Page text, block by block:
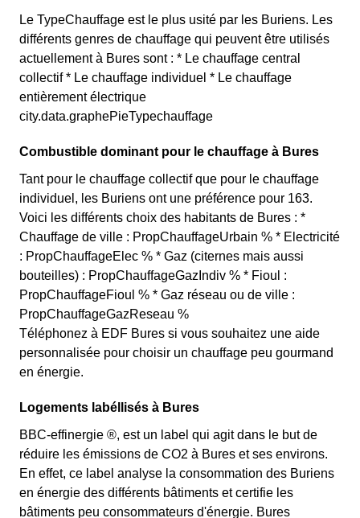
Le TypeChauffage est le plus usité par les Buriens. Les
différents genres de chauffage qui peuvent être utilisés
actuellement à Bures sont : * Le chauffage central
collectif * Le chauffage individuel * Le chauffage
entièrement électrique
city.data.graphePieTypechauffage
Combustible dominant pour le chauffage à Bures
Tant pour le chauffage collectif que pour le chauffage
individuel, les Buriens ont une préférence pour 163.
Voici les différents choix des habitants de Bures : *
Chauffage de ville : PropChauffageUrbain % * Electricité
: PropChauffageElec % * Gaz (citernes mais aussi
bouteilles) : PropChauffageGazIndiv % * Fioul :
PropChauffageFioul % * Gaz réseau ou de ville :
PropChauffageGazReseau %
Téléphonez à EDF Bures si vous souhaitez une aide
personnalisée pour choisir un chauffage peu gourmand
en énergie.
Logements labéllisés à Bures
BBC-effinergie ®, est un label qui agit dans le but de
réduire les émissions de CO2 à Bures et ses environs.
En effet, ce label analyse la consommation des Buriens
en énergie des différents bâtiments et certifie les
bâtiments peu consommateurs d'énergie. Bures